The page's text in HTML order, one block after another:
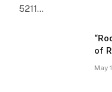
5211…
of
May